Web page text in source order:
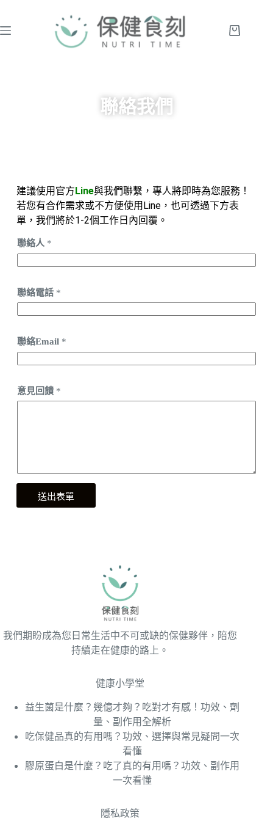
聯絡我們
建議使用官方Line與我們聯繫，專人將即時為您服務！
若您有合作需求或不方便使用Line，也可透過下方表
單，我們將於1-2個工作日內回覆。
聯絡人 *
聯絡電話 *
聯絡Email *
意見回饋 *
送出表單
我們期盼成為您日常生活中不可或缺的保健夥伴，陪您
持續走在健康的路上。
健康小學堂
益生菌是什麼？幾億才夠？吃對才有感！功效、劑
量、副作用全解析
吃保健品真的有用嗎？功效、選擇與常見疑問一次
看懂
膠原蛋白是什麼？吃了真的有用嗎？功效、副作用
一次看懂
隱私政策